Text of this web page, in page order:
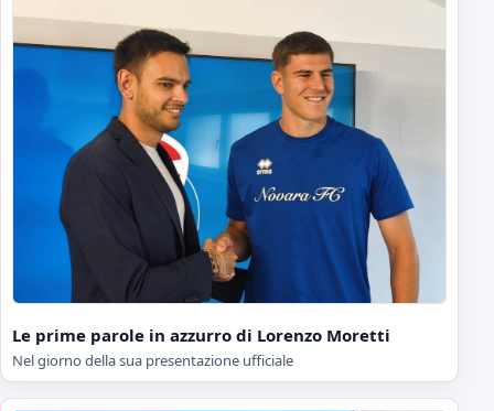
Le prime parole in azzurro di Lorenzo Moretti
Nel giorno della sua presentazione ufficiale